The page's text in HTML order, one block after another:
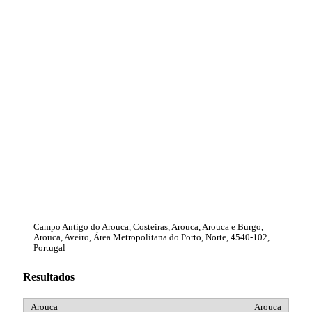
Campo Antigo do Arouca, Costeiras, Arouca, Arouca e Burgo,
Arouca, Aveiro, Área Metropolitana do Porto, Norte, 4540-102,
Portugal
Resultados
Arouca